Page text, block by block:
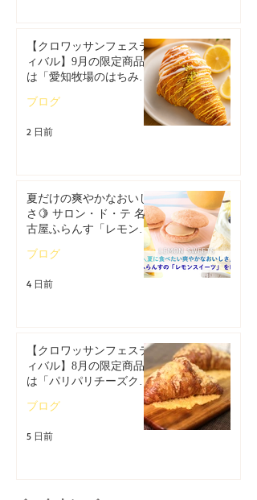
【クロワッサンフェステ
ィバル】9月の限定商品
は「愛知牧場のはちみつ
ン」🥐
ブログ
2 日前
夏だけの爽やかなおいし
さ🍋 サロン・ド・テ 名
古屋ふらんす「レモンス
ブログ
4 日前
【クロワッサンフェステ
ィバル】8月の限定商品
は「パリパリチーズクロ
ブログ
5 日前